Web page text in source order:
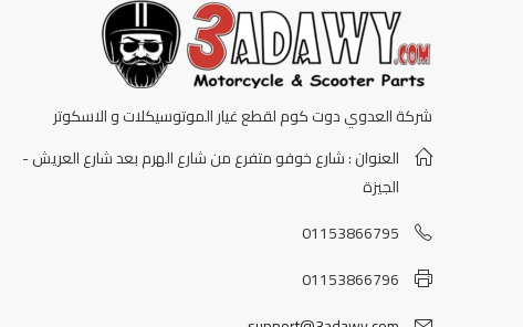
شركة العدوي دوت كوم لقطع غيار الموتوسيكلات و الاسكوتر
العنوان : شارع خوفو متفرع من شارع الهرم بعد شارع العريش -
الجيزة
01153866795
01153866796